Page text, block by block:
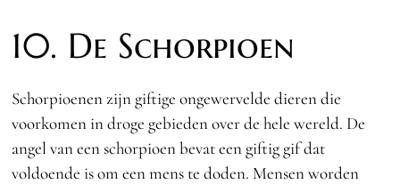
10. De Schorpioen
Schorpioenen zijn giftige ongewervelde dieren die
voorkomen in droge gebieden over de hele wereld. De
angel van een schorpioen bevat een giftig gif dat
voldoende is om een mens te doden. Mensen worden